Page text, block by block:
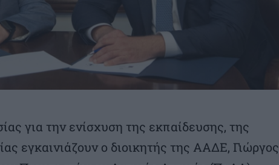
για την ενίσχυση της εκπαίδευσης, της
εγκαινιάζουν ο διοικητής της ΑΑΔΕ, Γιώργος